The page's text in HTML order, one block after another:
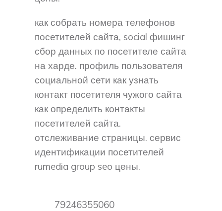
как собрать номера телефонов
посетителей сайта, social фишинг
сбор данных по посетителе сайта
на харде. профиль пользователя
социальной сети как узнать
контакт посетителя чужого сайта
как определить контакты
посетителей сайта.
отслеживание страницы. сервис
идентификации посетителей
rumedia group seo цены.
79246355060